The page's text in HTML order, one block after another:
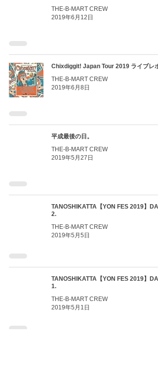
THE-B-MART CREW
2019年6月12日
Chixdiggit! Japan Tour 2019 ライブレ
THE-B-MART CREW
2019年6月8日
平成最後の日。
THE-B-MART CREW
2019年5月27日
TANOSHIKATTA【YON FES 2019】
2.
THE-B-MART CREW
2019年5月5日
TANOSHIKATTA【YON FES 2019】
1.
THE-B-MART CREW
2019年5月1日